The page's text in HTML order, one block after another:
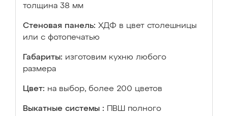
толщина 38 мм
Стеновая панель: ХДФ в цвет столешницы
или с фотопечатью
Габариты: изготовим кухню любого
размера
Цвет: на выбор, более 200 цветов
Выкатные системы :
ПВШ полного